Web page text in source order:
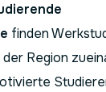
finden
Region